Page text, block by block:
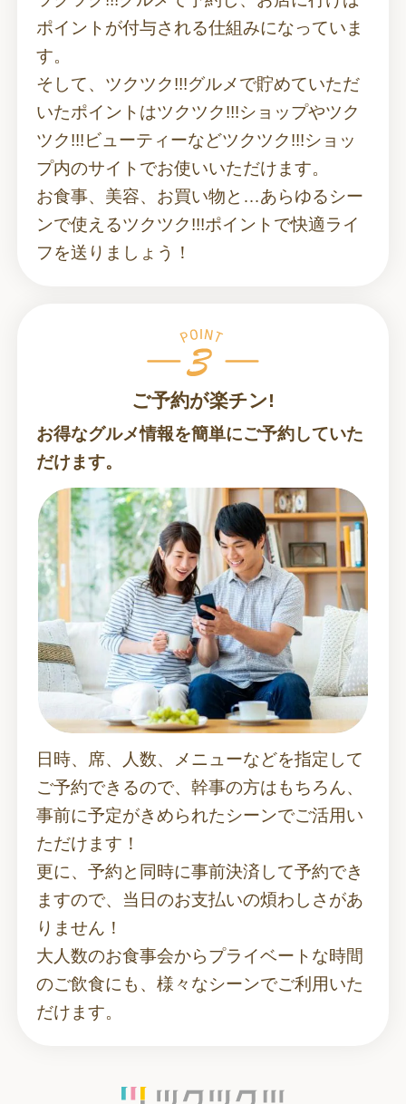
ポイントが付与される仕組みになっていま
す。
そして、ツクツク!!!グルメで貯めていただ
いたポイントはツクツク!!!ショップやツク
ツク!!!ビューティーなどツクツク!!!ショッ
プ内のサイトでお使いいただけます。
お食事、美容、お買い物と…あらゆるシー
ンで使えるツクツク!!!ポイントで快適ライ
フを送りましょう！
ご予約が楽チン!
お得なグルメ情報を簡単にご予約していた
だけます。
日時、席、人数、メニューなどを指定して
ご予約できるので、幹事の方はもちろん、
事前に予定がきめられたシーンでご活用い
ただけます！
更に、予約と同時に事前決済して予約でき
ますので、当日のお支払いの煩わしさがあ
りません！
大人数のお食事会からプライベートな時間
のご飲食にも、様々なシーンでご利用いた
だけます。